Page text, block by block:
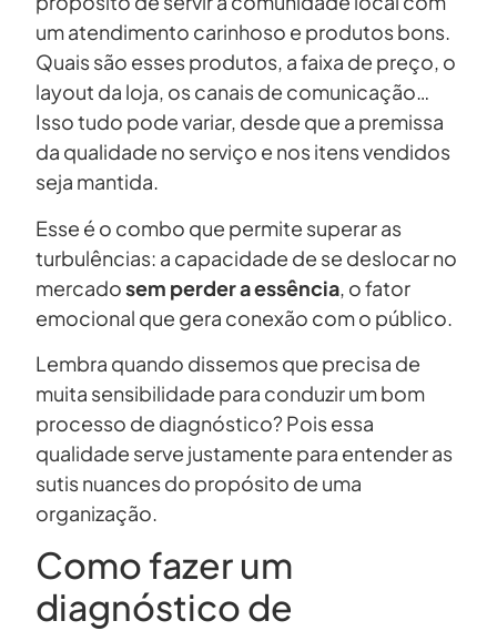
um atendimento carinhoso e produtos bons.
Quais são esses produtos, a faixa de preço, o
layout da loja, os canais de comunicação…
Isso tudo pode variar, desde que a premissa
da qualidade no serviço e nos itens vendidos
seja mantida.
Esse é o combo que permite superar as
turbulências: a capacidade de se deslocar no
mercadosem perder a essência, o fator
emocional que gera conexão com o público.
Lembra quando dissemos que precisa de
muita sensibilidade para conduzir um bom
processo de diagnóstico? Pois essa
qualidade serve justamente para entender as
sutis nuances do propósito de uma
organização.
Como fazer um
diagnóstico de